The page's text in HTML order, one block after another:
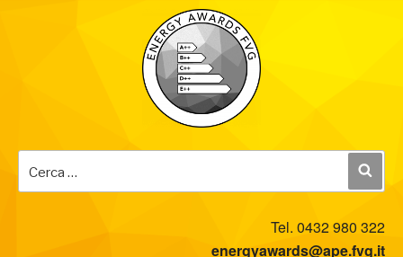
Tel. 0432 980 322
energyawards@ape.fvg.it